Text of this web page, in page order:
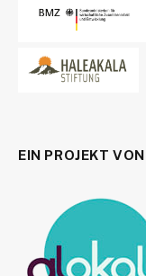
EIN PROJEKT VON